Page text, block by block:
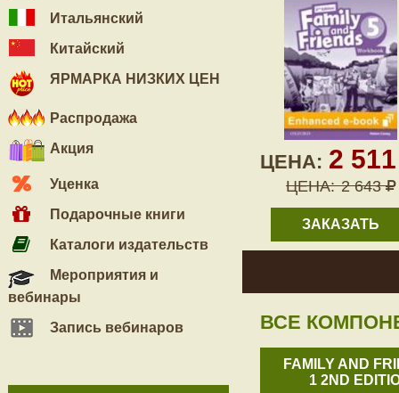
Итальянский
Китайский
ЯРМАРКА НИЗКИХ ЦЕН
Распродажа
Акция
Уценка
Подарочные книги
Каталоги издательств
Мероприятия и
вебинары
Запись вебинаров
ЦЕНА: 2
ЦЕНА: 2 643
ЗАКАЗАТЬ
ВСЕ
FAMILY AND
1 2ND